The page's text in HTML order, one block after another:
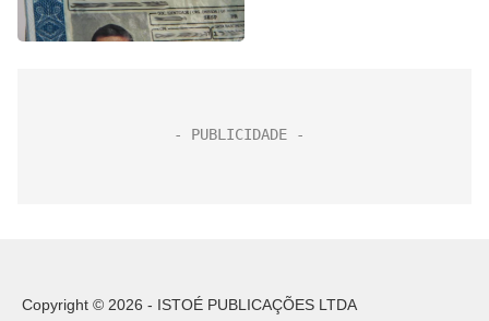
Copyright © 2026 - ISTOÉ PUBLICAÇÕES LTDA